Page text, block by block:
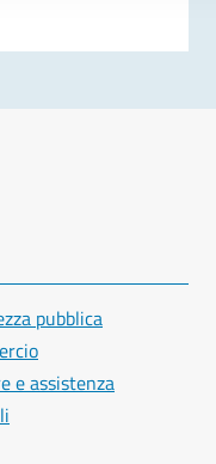
pubblica
e assistenza